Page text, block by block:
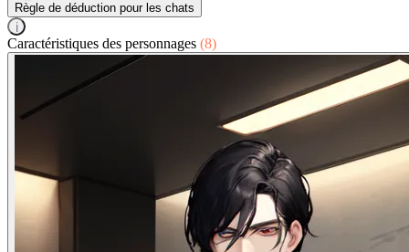
Règle de déduction pour les chats
i
Caractéristiques des personnages (8)